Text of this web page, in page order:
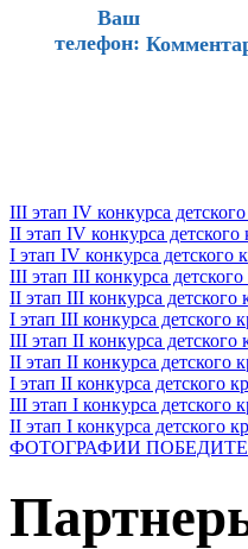
Ваш
телефон:
III этап IV конкурса
II этап IV конкурса
I этап IV конкурса детского
III этап III конкурса
II этап III конкурса детского
I этап III конкурса детского
III этап II конкурса детского
II этап II конкурса детского
I этап II конкурса детского
III этап I конкурса
II этап I конкурса детского
ФОТОГРАФИИ